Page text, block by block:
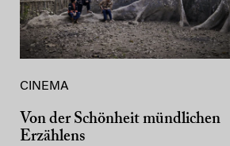
CINEMA
Von der Schönheit mündlichen
Erzählens